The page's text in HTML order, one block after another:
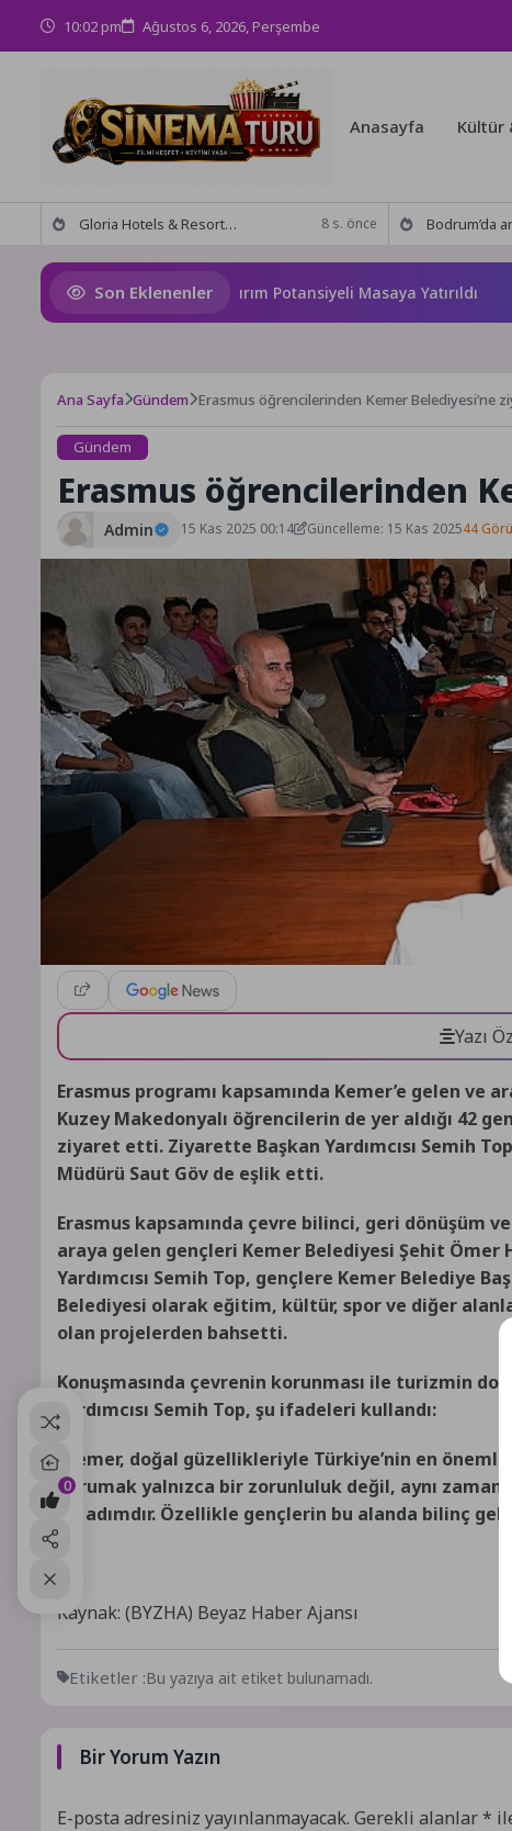
10:02 pm Ağustos 6, 2026, Perşembe
Anasayfa Kültür
Gloria Hotels & Resorts, Ödüllü bar Panda & Sons ile unutulmaz bir Miksoloji Gecesine İmza Attı 8 s. önce Bodrum’da anlamlı buluşma! Özgür Aras’ın çok konuşulan kitabı yeni
Son Eklenenler
Geleceği ve Yatırım Potansiyeli Masaya Yatırıldı
Ana Sayfa Gündem Erasmus öğrencilerinden Kemer Belediyesi’ne
Gündem
Erasmus öğrencilerinden
Admin 15 Kas 2025 00:14 Güncelleme: 15 Kas 202544
Yazı
Erasmus programı kapsamında Kemer’e gelen ve
Kuzey Makedonyalı öğrencilerin de yer aldığı 42
ziyaret etti. Ziyarette Başkan Yardımcısı Semih
Müdürü Saut Göv de eşlik etti.
Erasmus kapsamında çevre bilinci, geri dönüşüm
araya gelen gençleri Kemer Belediyesi Şehit Ömer
Yardımcısı Semih Top, gençlere Kemer Belediye
Belediyesi olarak eğitim, kültür, spor ve diğer
olan projelerden bahsetti.
Konuşmasında çevrenin korunması ile turizmin
yardımcısı Semih Top, şu ifadeleri kullandı:
“Kemer, doğal güzellikleriyle Türkiye’nin en
korumak yalnızca bir zorunluluk değil, aynı
bir adımdır. Özellikle gençlerin bu alanda bilinç
Kaynak: (BYZHA) Beyaz Haber Ajansı
Etiketler :Bu yazıya ait etiket bulunamadı.
Bir Yorum Yazın
E-posta adresiniz yayınlanmayacak. Gerekli alanlar*
0